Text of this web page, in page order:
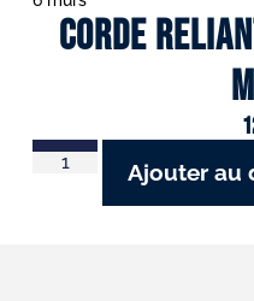
Corde
Ajouter au